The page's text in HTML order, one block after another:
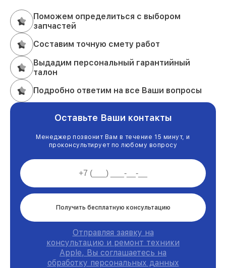
Поможем определиться с выбором
запчастей
Составим точную смету работ
Выдадим персональный гарантийный
талон
Подробно ответим на все Ваши вопросы
Оставьте Ваши контакты
Менеджер позвонит Вам в течение 15 минут, и
проконсультирует по любому вопросу
Получить бесплатную консультацию
Отправляя заявку на
консультацию и ремонт техники
Apple, Вы соглашаетесь на
обработку персональных данных